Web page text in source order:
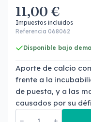
11,00 €
Impuestos incluidos
Referencia 068062
Disponible bajo
Aporte de calcio
frente a la
de puesta, y a las
causados por su